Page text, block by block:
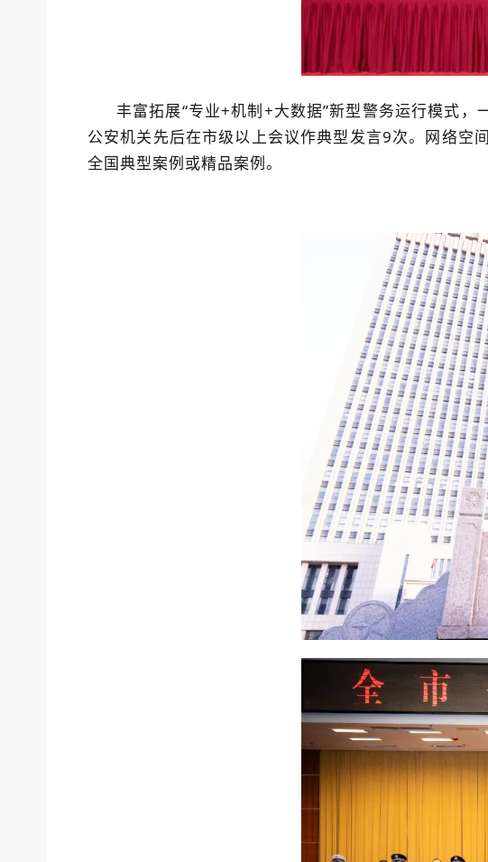
丰富拓展“专业+机制+大数据”新型警务运行模式，
公安机关先后在市级以上会议作典型发言9次。网络空
全国典型案例或精品案例。